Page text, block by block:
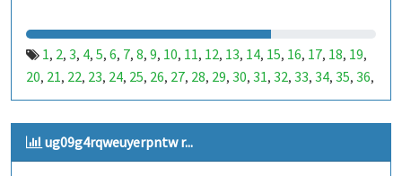
1, 2, 3, 4, 5, 6, 7, 8, 9, 10, 11, 12, 13, 14, 15, 16, 17, 18, 19,
20, 21, 22, 23, 24, 25, 26, 27, 28, 29, 30, 31, 32, 33, 34, 35, 36,
37,38,39,40,41,42,43,44,45,46,47,48,49,50,51,52,53,
99,100,101,102,103,104,105,106,107,108,109,110,
111,112,113,114,115,116,
123,124,125,126,127,128,129,130,131,132,133,134,
ug09g4rqweuyerpntw r...